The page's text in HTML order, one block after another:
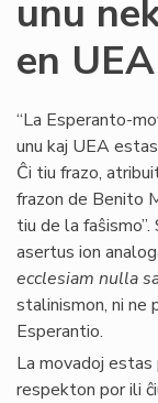
unu
en UEA
“La Esperanto-
unu kaj UEA
Ĉi tiu frazo,
frazon de Benito
tiu de la
asertus ion
ecclesiam nulla
stalinismon, ni ne
Esperantio.
La movadoj estas
respekton por ili